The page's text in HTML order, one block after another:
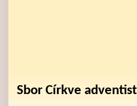
Sbor Církve